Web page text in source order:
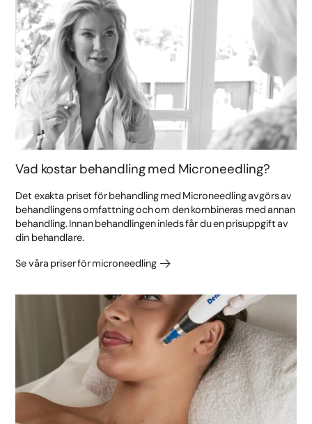
Vad kostar behandling med Microneedling?
Det exakta priset för behandling med Microneedling avgörs av
behandlingens omfattning och om den kombineras med annan
behandling. Innan behandlingen inleds får du en prisuppgift av
din behandlare.
Se våra priser för microneedling